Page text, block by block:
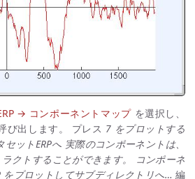
→ コンポーネントマップを選択し、
び出します。 プレス 7 をプロットする
ットERPへ 実際のコンポーネントは、
クトすることができます。 コンポーネ
をプロットしてサブディレクトリへ… 編